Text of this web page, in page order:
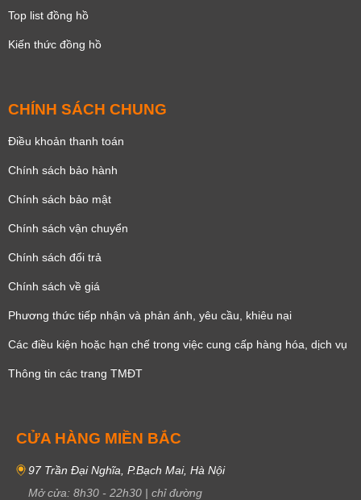
Top list đồng hồ
Kiến thức đồng hồ
CHÍNH SÁCH CHUNG
Điều khoản thanh toán
Chính sách bảo hành
Chính sách bảo mật
Chính sách vận chuyển
Chính sách đổi trả
Chính sách về giá
Phương thức tiếp nhận và phản ánh, yêu cầu, khiêu nại
Các điều kiện hoặc hạn chế trong việc cung cấp hàng hóa, dịch vụ
Thông tin các trang TMĐT
CỬA HÀNG MIỀN BẮC
97 Trần Đại Nghĩa, P.Bạch Mai, Hà Nội
Mở cửa: 8h30 - 22h30 | chỉ đường